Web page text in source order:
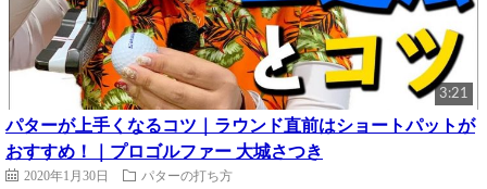
3:21
パターが上手くなるコツ｜ラウンド直前はショートパットが
おすすめ！｜プロゴルファー 大城さつき
2020年1月30日 パターの打ち方